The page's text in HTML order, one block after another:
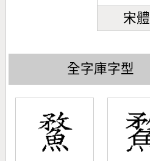
宋體
全字庫字型